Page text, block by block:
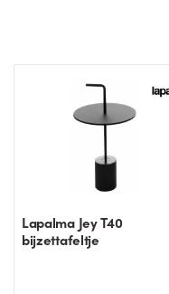
Lapalma Jey T40
bijzettafeltje